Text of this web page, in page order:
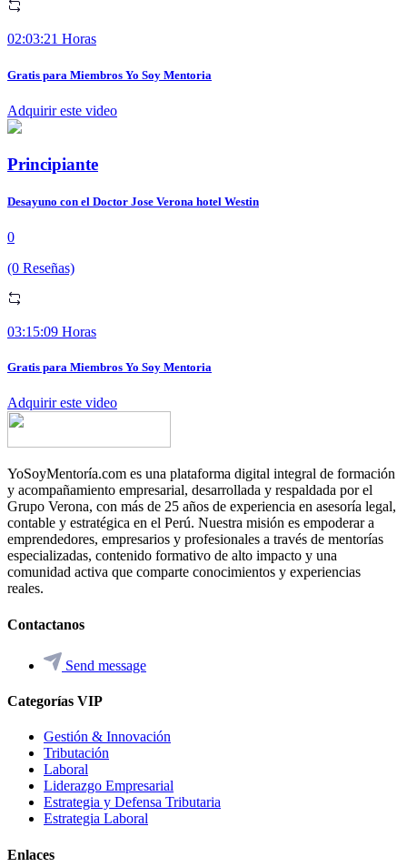
02:03:21 Horas
Gratis para Miembros Yo Soy Mentoria
Adquirir este video
Principiante
Desayuno con el Doctor Jose Verona hotel Westin
0
(0 Reseñas)
03:15:09 Horas
Gratis para Miembros Yo Soy Mentoria
Adquirir este video
YoSoyMentoría.com es una plataforma digital integral de formación
y acompañamiento empresarial, desarrollada y respaldada por el
Grupo Verona, con más de 25 años de experiencia en asesoría legal,
contable y estratégica en el Perú. Nuestra misión es empoderar a
emprendedores, empresarios y profesionales a través de mentorías
especializadas, contenido formativo de alto impacto y una
comunidad activa que comparte conocimientos y experiencias
reales.
Contactanos
Send message
Categorías VIP
Gestión & Innovación
Tributación
Laboral
Liderazgo Empresarial
Estrategia y Defensa Tributaria
Estrategia Laboral
Enlaces